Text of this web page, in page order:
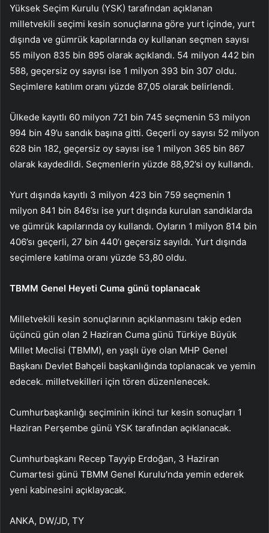
Yüksek Seçim Kurulu (YSK) tarafından açıklanan
milletvekili seçimi kesin sonuçlarına göre yurt içinde, yurt
dışında ve gümrük kapılarında oy kullanan seçmen sayısı
55 milyon 835 bin 895 olarak açıklandı. 54 milyon 442 bin
588, geçersiz oy sayısı ise 1 milyon 393 bin 307 oldu.
Seçimlere katılım oranı yüzde 87,05 olarak belirlendi.
Ülkede kayıtlı 60 milyon 721 bin 745 seçmenin 53 milyon
994 bin 49’u sandık başına gitti. Geçerli oy sayısı 52 milyon
628 bin 182, geçersiz oy sayısı ise 1 milyon 365 bin 867
olarak kaydedildi. Seçmenlerin yüzde 88,92’si oy kullandı.
Yurt dışında kayıtlı 3 milyon 423 bin 759 seçmenin 1
milyon 841 bin 846’sı ise yurt dışında kurulan sandıklarda
ve gümrük kapılarında oy kullandı. Oyların 1 milyon 814 bin
406’sı geçerli, 27 bin 440’ı geçersiz sayıldı. Yurt dışında
seçimlere katılma oranı yüzde 53,80 oldu.
TBMM Genel Heyeti Cuma günü toplanacak
Milletvekili kesin sonuçlarının açıklanmasını takip eden
üçüncü gün olan 2 Haziran Cuma günü Türkiye Büyük
Millet Meclisi (TBMM), en yaşlı üye olan MHP Genel
Başkanı Devlet Bahçeli başkanlığında toplanacak ve yemin
edecek. milletvekilleri için tören düzenlenecek.
Cumhurbaşkanlığı seçiminin ikinci tur kesin sonuçları 1
Haziran Perşembe günü YSK tarafından açıklanacak.
Cumhurbaşkanı Recep Tayyip Erdoğan, 3 Haziran
Cumartesi günü TBMM Genel Kurulu’nda yemin ederek
yeni kabinesini açıklayacak.
ANKA, DW/JD, TY